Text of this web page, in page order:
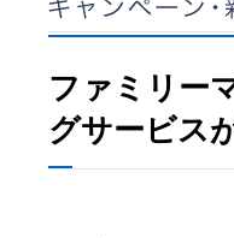
ファミリー
グサービス